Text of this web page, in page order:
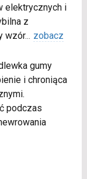
elektrycznych i
z
wzór... zobacz
gumy
i chroniąca
podczas